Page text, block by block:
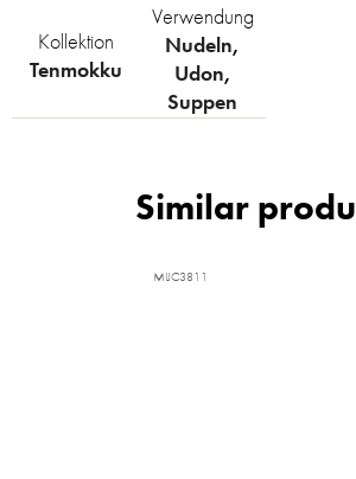
Kollektion
Tenmokku
Verwendung
Nudeln,
Udon,
Suppen
MIJC3811